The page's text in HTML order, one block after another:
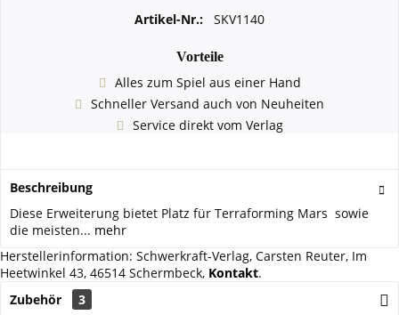
Artikel-Nr.: SKV1140
Vorteile
Alles zum Spiel aus einer Hand
Schneller Versand auch von Neuheiten
Service direkt vom Verlag
Beschreibung
Diese Erweiterung bietet Platz für Terraforming Mars sowie
die meisten... mehr
Herstellerinformation: Schwerkraft-Verlag, Carsten Reuter, Im
Heetwinkel 43, 46514 Schermbeck, Kontakt.
Zubehör
3